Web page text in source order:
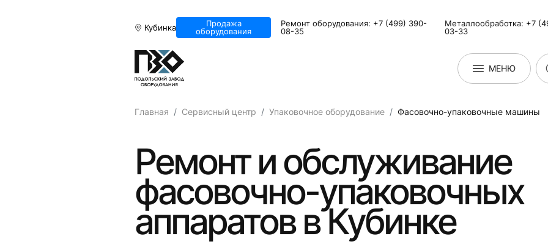
Кубинка
Продажа
оборудования
Ремонт оборудования: +7 (499) 390-
08-35
Металлообработка: +7
03-33
МЕНЮ
Главная Сервисный центр Упаковочное оборудование Фасовочно-упаковочные машины
Ремонт и обслуживание
фасовочно-упаковочных
аппаратов в Кубинке